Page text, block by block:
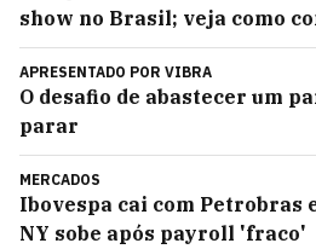
show no Brasil; veja como
APRESENTADO POR VIBRA
O desafio de abastecer um
parar
MERCADOS
Ibovespa cai com Petrobras
NY sobe após payroll 'fraco'